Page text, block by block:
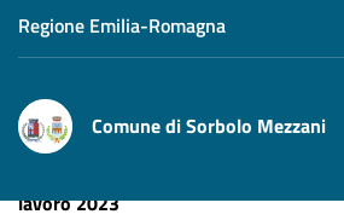
Regione Emilia-Romagna
Comune di Sorbolo Mezzani
lavoro 2023